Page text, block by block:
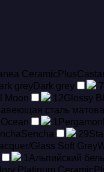
CeramicPlus
greyDark grey 7
Moon 12Glossy
сталь
Ocean 1 Pergamon
Sencha 29
Glass Soft Grey
1 Альпийский
Platinum